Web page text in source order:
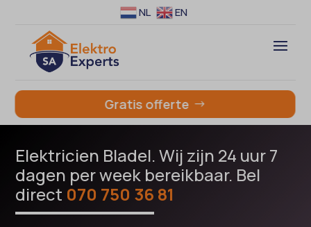
NL EN
Gratis offerte
Elektricien Bladel. Wij zijn 24 uur 7
dagen per week bereikbaar. Bel
direct 070 750 36 81